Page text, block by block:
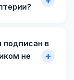
подписан в
не